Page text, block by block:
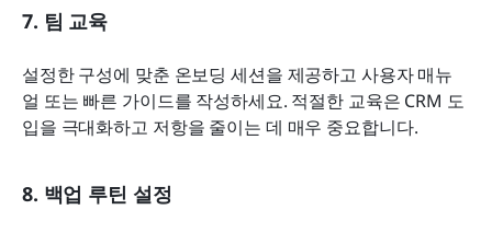
7. 팀 교육
설정한 구성에 맞춘 온보딩 세션을 제공하고 사용자 매뉴
얼 또는 빠른 가이드를 작성하세요. 적절한 교육은 CRM 도
입을 극대화하고 저항을 줄이는 데 매우 중요합니다.
8. 백업 루틴 설정